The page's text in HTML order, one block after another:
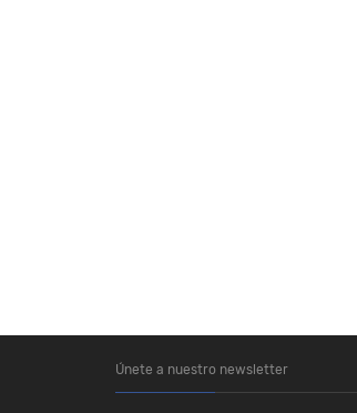
Únete a nuestro newsletter